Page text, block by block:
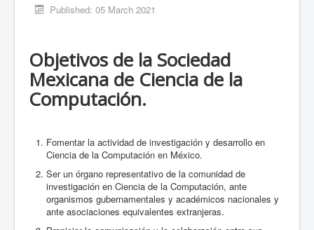
Published: 05 March 2021
Objetivos de la Sociedad
Mexicana de Ciencia de la
Computación.
Fomentar la actividad de investigación y desarrollo en
Ciencia de la Computación en México.
Ser un órgano representativo de la comunidad de
investigación en Ciencia de la Computación, ante
organismos gubernamentales y académicos nacionales y
ante asociaciones equivalentes extranjeras.